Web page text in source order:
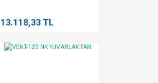
13.118,33 TL